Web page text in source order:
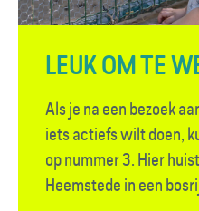
LEUK OM TE
Als je na een bezoek
iets actiefs wilt doen,
op nummer 3. Hier
Heemstede in een